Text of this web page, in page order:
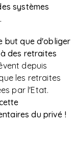
systèmes
but que d'obliger
des retraites
depuis
les retraites
par l'Etat.
du privé !